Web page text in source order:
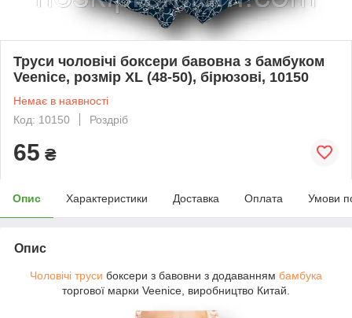
Труси чоловічі боксери бавовна з бамбуком
Veenice, розмір XL (48-50), бірюзові, 10150
Немає в наявності
Код: 10150
Роздріб
65 ₴
Опис Характеристики Доставка Оплата Умови
Опис
Чоловічі труси боксери з бавовни з додаванням бамбука
торгової марки Veenice, виробництво Китай.